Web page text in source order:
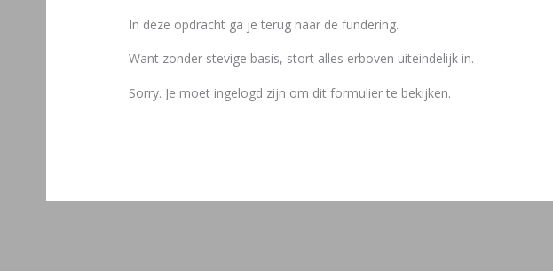
In deze opdracht ga je terug naar de fundering.
Want zonder stevige basis, stort alles erboven uiteindelijk in.
Sorry. Je moet ingelogd zijn om dit formulier te bekijken.